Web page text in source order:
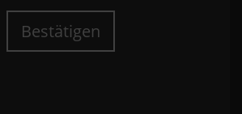
Bestätigen